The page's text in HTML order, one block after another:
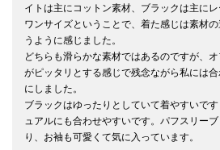
イトは主にコットン素材、ブラックは主に
ワンサイズということで、着た感じは素材
うように感じました。
どちらも滑らかな素材ではあるのですが、
がピッタリとする感じで残念ながら私には
にしました。
ブラックはゆったりとしていて着やすいで
ュアルにも合わせやすいです。パフスリー
り、お袖も可愛くて気に入っています。